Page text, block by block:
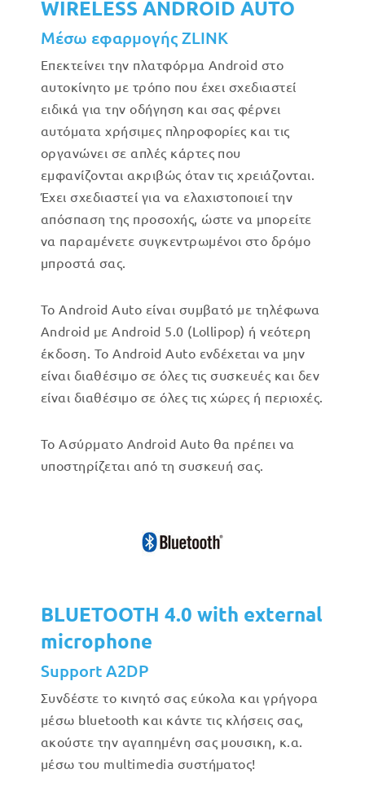
WIRELESS ANDROID AUTO
Μέσω εφαρμογής ZLINK
Επεκτείνει την πλατφόρμα Android στο
αυτοκίνητο με τρόπο που έχει σχεδιαστεί
ειδικά για την οδήγηση και σας φέρνει
αυτόματα χρήσιμες πληροφορίες και τις
οργανώνει σε απλές κάρτες που
εμφανίζονται ακριβώς όταν τις χρειάζονται.
Έχει σχεδιαστεί για να ελαχιστοποιεί την
απόσπαση της προσοχής, ώστε να μπορείτε
να παραμένετε συγκεντρωμένοι στο δρόμο
μπροστά σας.
Το Android Auto είναι συμβατό με τηλέφωνα
Android με Android 5.0 (Lollipop) ή νεότερη
έκδοση. Το Android Auto ενδέχεται να μην
είναι διαθέσιμο σε όλες τις συσκευές και δεν
είναι διαθέσιμο σε όλες τις χώρες ή περιοχές.
Το Ασύρματο Android Auto θα πρέπει να
υποστηρίζεται από τη συσκευή σας.
BLUETOOTH 4.0 with external
microphone
Support A2DP
Συνδέστε το κινητό σας εύκολα και γρήγορα
μέσω bluetooth και κάντε τις κλήσεις σας,
ακούστε την αγαπημένη σας μουσικη, κ.α.
μέσω του multimedia συστήματος!